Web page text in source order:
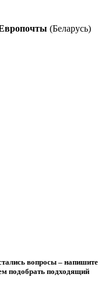
(Беларусь)
вопросы – напишите
подобрать подходящий